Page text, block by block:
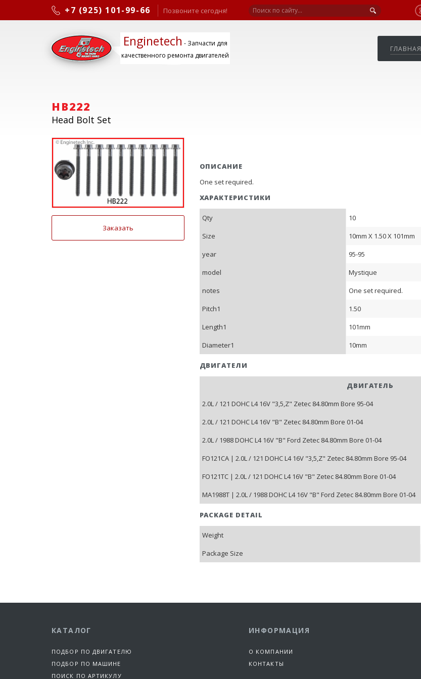
+7 (925) 101-99-66 Позвоните сегодня!
Enginetech - Запчасти для
качественного ремонта двигателей
ГЛАВНАЯ
HB222
Head Bolt Set
Заказать
ОПИСАНИЕ
One set required.
ХАРАКТЕРИСТИКИ
Qty
10
Size
10mm X 1.50 X 101mm
year
95-95
model
Mystique
notes
One set required.
Pitch1
1.50
Length1
101mm
Diameter1
10mm
ДВИГАТЕЛИ
ДВИГАТЕЛЬ
2.0L / 121 DOHC L4 16V "3,5,Z" Zetec 84.80mm Bore 95-04
2.0L / 121 DOHC L4 16V "B" Zetec 84.80mm Bore 01-04
2.0L / 1988 DOHC L4 16V "B" Ford Zetec 84.80mm Bore 01-04
FO121CA | 2.0L / 121 DOHC L4 16V "3,5,Z" Zetec 84.80mm Bore 95-04
FO121TC | 2.0L / 121 DOHC L4 16V "B" Zetec 84.80mm Bore 01-04
MA1988T | 2.0L / 1988 DOHC L4 16V "B" Ford Zetec 84.80mm Bore 01-04
PACKAGE DETAIL
Weight
Package Size
КАТАЛОГ
ПОДБОР ПО ДВИГАТЕЛЮ
ПОДБОР ПО МАШИНЕ
ПОИСК ПО АРТИКУЛУ
ИНФОРМАЦИЯ
О КОМПАНИИ
КОНТАКТЫ